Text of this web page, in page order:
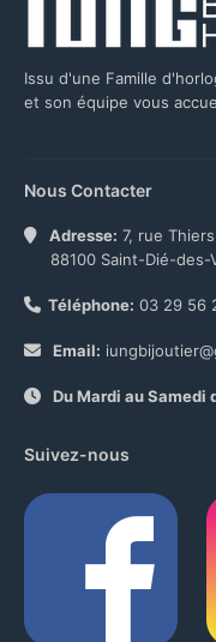
Issu d'une Famille
et son équipe vous
Nous Contacter
Adresse: 7, rue Thiers
88100 Saint-Dié-des-
Téléphone: 03 29 56
Email:
Du Mardi au Samedi
Suivez-nous